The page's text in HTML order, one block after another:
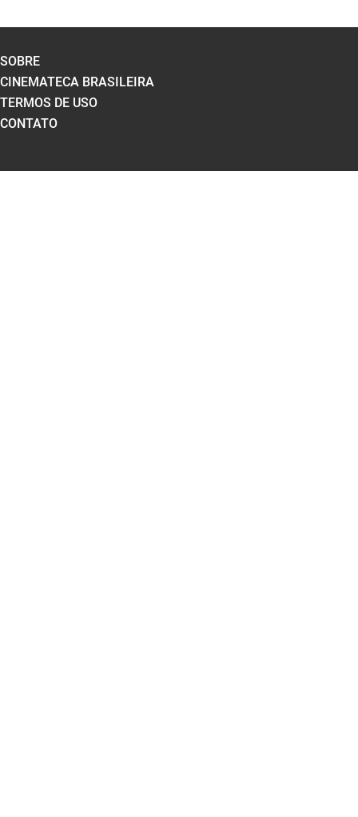
SOBRE
CINEMATECA BRASILEIRA
TERMOS DE USO
CONTATO